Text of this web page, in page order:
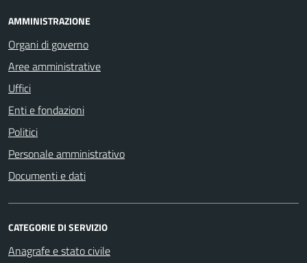
AMMINISTRAZIONE
Organi di governo
Aree amministrative
Uffici
Enti e fondazioni
Politici
Personale amministrativo
Documenti e dati
CATEGORIE DI SERVIZIO
Anagrafe e stato civile